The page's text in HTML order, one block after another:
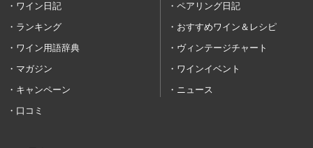
ワイン日記
ペアリング日記
ランキング
おすすめワイン＆レシピ
ワイン用語辞典
ヴィンテージチャート
マガジン
ワインイベント
キャンペーン
ニュース
口コミ